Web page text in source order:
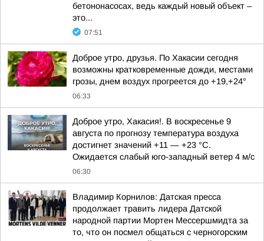
бетононасосах, ведь каждый новый объект –
это...
07:51
Доброе утро, друзья. По Хакасии сегодня
возможны кратковременные дожди, местами
грозы, днем воздух прогреется до +19,+24°
06:33
Доброе утро, Хакасия!. В воскресенье 9
августа по прогнозу температура воздуха
достигнет значений +11 — +23 °С.
Ожидается слабый юго-западный ветер 4 м/с
06:30
Владимир Корнилов: Датская пресса
продолжает травить лидера Датской
народной партии Мортен Мессершмидта за
то, что он посмел общаться с черногорским